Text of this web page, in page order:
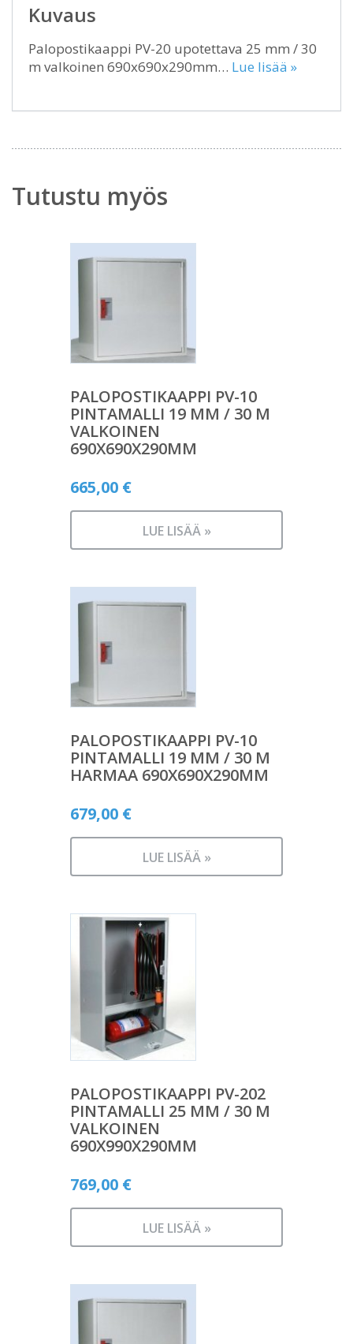
Kuvaus
Palopostikaappi PV-20 upotettava 25 mm / 30
m valkoinen 690x690x290mm… Lue lisää »
Tutustu myös
PALOPOSTIKAAPPI PV-10
PINTAMALLI 19 MM / 30 M
VALKOINEN
690X690X290MM
665,00 €
LUE LISÄÄ »
PALOPOSTIKAAPPI PV-10
PINTAMALLI 19 MM / 30 M
HARMAA 690X690X290MM
679,00 €
LUE LISÄÄ »
PALOPOSTIKAAPPI PV-202
PINTAMALLI 25 MM / 30 M
VALKOINEN
690X990X290MM
769,00 €
LUE LISÄÄ »